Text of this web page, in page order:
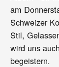
am
Schweizer
Stil,
wird uns
begeistern.